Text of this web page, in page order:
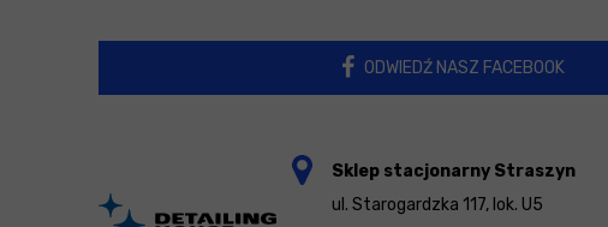
ODWIEDŹ NASZ FACEBOOK
Sklep stacjonarny Straszyn
ul. Starogardzka 117, lok. U5